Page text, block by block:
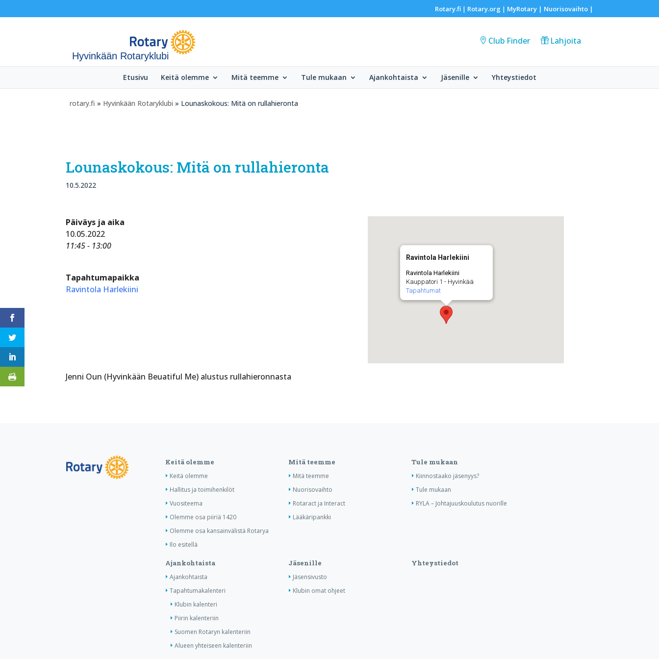
Rotary.fi| Rotary.org | MyRotary | Nuorisovaihto|
Hyvinkään Rotaryklubi
Club Finder Lahjoita
Etusivu Keitä olemme Mitä teemme Tule mukaan Ajankohtaista Jäsenille Yhteystiedot
rotary.fi » Hyvinkään Rotaryklubi » Lounaskokous: Mitä on rullahieronta
Lounaskokous: Mitä on rullahieronta
10.5.2022
Ravintola Harlekiini
Ravintola Harlekiini
Kauppatori 1 - Hyvinkää
Tapahtumat
Päiväys ja aika
10.05.2022
11:45 - 13:00
Tapahtumapaikka
Ravintola Harlekiini
Jenni Oun (Hyvinkään Beuatiful Me) alustus rullahieronnasta
Keitä olemme
Keitä olemme
Hallitus ja toimihenkilöt
Vuositeema
Olemme osa piiriä 1420
Olemme osa kansainvälistä Rotarya
Ilo esitellä
Mitä teemme
Mitä teemme
Nuorisovaihto
Rotaract ja Interact
Lääkäripankki
Tule mukaan
Kiinnostaako jäsenyys?
Tule mukaan
RYLA – Johtajuuskoulutus nuorille
Ajankohtaista
Ajankohtaista
Tapahtumakalenteri
Klubin kalenteri
Piirin kalenteriin
Suomen Rotaryn kalenteriin
Alueen yhteiseen kalenteriin
Jäsenille
Jäsensivusto
Klubin omat ohjeet
Yhteystiedot